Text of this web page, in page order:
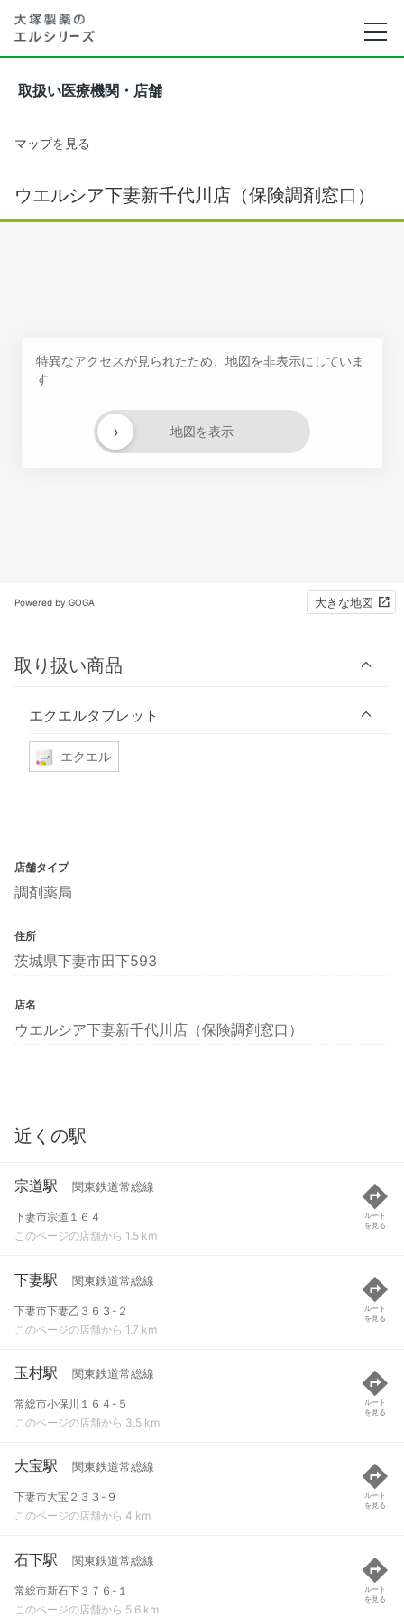
取扱い医療機関・店舗
マップを見る
ウエルシア下妻新千代川店（保険調剤窓口）
特異なアクセスが見られたため、地図を非表示にしていま
す
地図を表示
›
Powered by GOGA 大きな地図
取り扱い商品
エクエルタブレット
エクエル
店舗タイプ
調剤薬局
住所
茨城県下妻市田下593
店名
ウエルシア下妻新千代川店（保険調剤窓口）
近くの駅
宗道駅 関東鉄道常総線
下妻市宗道１６４
このページの店舗から 1.5 km
ルート
を見る
下妻駅 関東鉄道常総線
下妻市下妻乙３６３-２
このページの店舗から 1.7 km
ルート
を見る
玉村駅 関東鉄道常総線
常総市小保川１６４-５
このページの店舗から 3.5 km
ルート
を見る
大宝駅 関東鉄道常総線
下妻市大宝２３３-９
このページの店舗から 4 km
ルート
を見る
石下駅 関東鉄道常総線
常総市新石下３７６-１
このページの店舗から 5.6 km
ルート
を見る